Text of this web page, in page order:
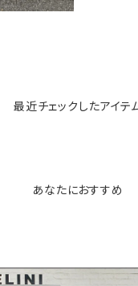
最近チェックしたアイテ
あなたにおすすめ